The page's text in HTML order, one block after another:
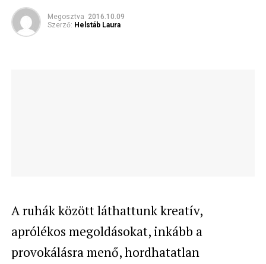
Megosztva 2016.10.09
Szerző: Helstáb Laura
A ruhák között láthattunk kreatív,
aprólékos megoldásokat, inkább a
provokálásra menő, hordhatatlan